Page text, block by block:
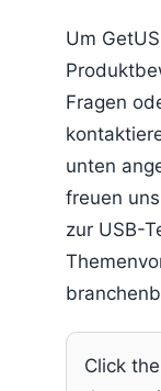
Um
Fragen
unten
freuen
zur USB-
Click